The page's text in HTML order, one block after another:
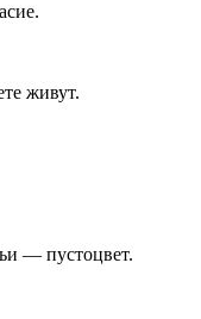
живут.
— пустоцвет.